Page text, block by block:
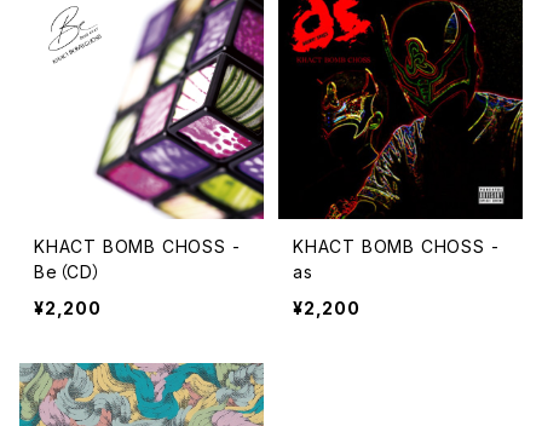
KHACT BOMB CHOSS -
Be（CD）
¥2,200
KHACT BOMB CHOSS -
as
¥2,200